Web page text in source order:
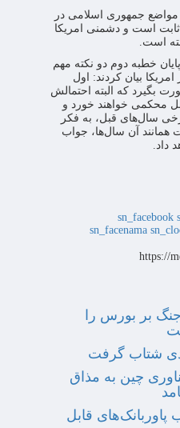
مواضع جمهوری اسلامی در
ثابت است و دشمنی امریکا
است.
خطبه دوم دو نکته مهم
امریکا بیان کردند: اول
بگیرد که البته احتمالش
محکمی خواهند خورد و
سال‌های قبل، به فکر
همانند آن سال‌ها، جواب
داد.
sn_facebook
sn_facenama
https://
بر بورس را
شتاب گرفت
چین به مذاق
پاوربانک‌های قابل